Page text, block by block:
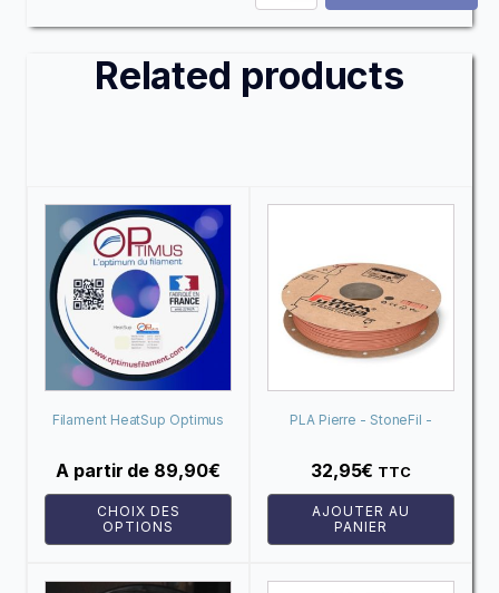
Bois
Related products
Filament HeatSup Optimus
A partir de 89,90€
CHOIX DES
OPTIONS
produit
a
plusieurs
variations.
Les
options
peuvent
choisies
sur
page
du
PLA Pierre - StoneFil -
Terracotta (Terre cuite)
32,95€ TTC
AJOUTER AU
PANIER